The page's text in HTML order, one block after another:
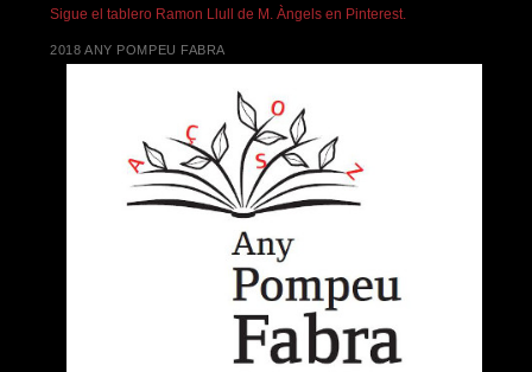
Sigue el tablero Ramon Llull de M. Àngels en Pinterest.
2018 ANY POMPEU FABRA